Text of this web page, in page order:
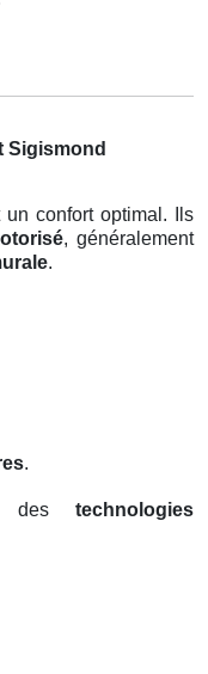
Sigismond
confort optimal. Ils
, généralement
.
.
des technologies